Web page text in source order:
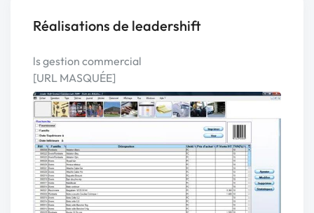
Réalisations de leadershift
ls gestion commercial
[URL MASQUÉE]